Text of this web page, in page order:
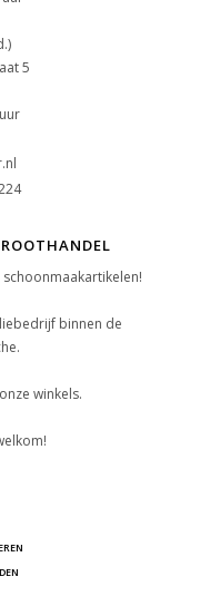
5
binnen de
winkels.